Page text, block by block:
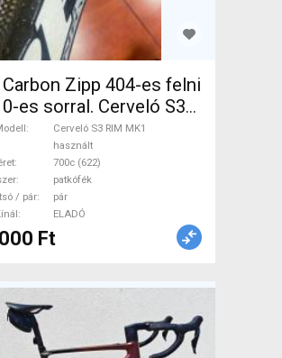
Carbon Zipp 404-es felni
es sorral. Cerveló S3
Országúti / Gravel /
Alkatrész, Országúti
/ Felni / Gumi 700c
ELADÓ
Cerveló S3 RIM MK1
használt
700c (622)
patkófék
/ pár
pár
ELADÓ
Ft